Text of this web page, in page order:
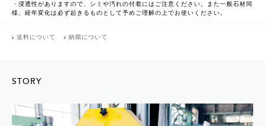
・浸透性がありますので、シミや汚れの付着にはご注意ください。また一般石材同
様、経年変化は必ず起きるものとして予めご理解の上でお使いください。
送料について 納期について
STORY